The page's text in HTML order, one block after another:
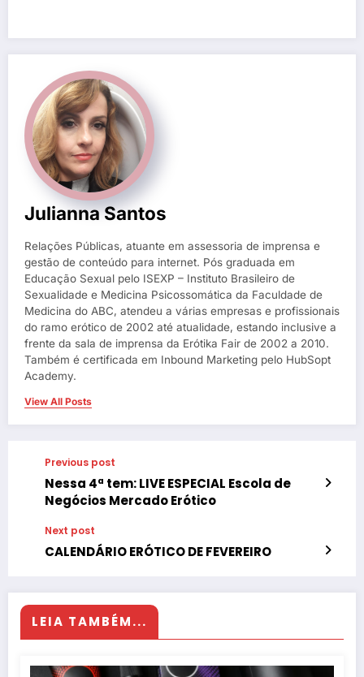
Julianna Santos
Relações Públicas, atuante em assessoria de imprensa e
gestão de conteúdo para internet. Pós graduada em
Educação Sexual pelo ISEXP – Instituto Brasileiro de
Sexualidade e Medicina Psicossomática da Faculdade de
Medicina do ABC, atendeu a várias empresas e profissionais
do ramo erótico de 2002 até atualidade, estando inclusive a
frente da sala de imprensa da Erótika Fair de 2002 a 2010.
Também é certificada em Inbound Marketing pelo HubSopt
Academy.
View All Posts
Previous post
Nessa 4ª tem: LIVE ESPECIAL Escola de
Negócios Mercado Erótico
Next post
CALENDÁRIO ERÓTICO DE FEVEREIRO
LEIA TAMBÉM...